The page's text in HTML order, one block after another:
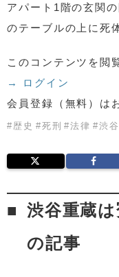
アパート1階の玄関
のテーブルの上に死
このコンテンツを閲
→ ログイン
会員登録（無料）は
# 歴史 #死刑 #法律 #渋
渋谷重蔵は
の記事